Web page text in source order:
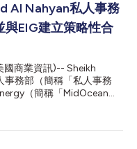
Al Nahyan私人事務
EIG建立策略性合
國商業資訊)-- Sheikh
務部（簡稱「私人事務
（簡稱「MidOcean」
焦於資本籌集、投資發